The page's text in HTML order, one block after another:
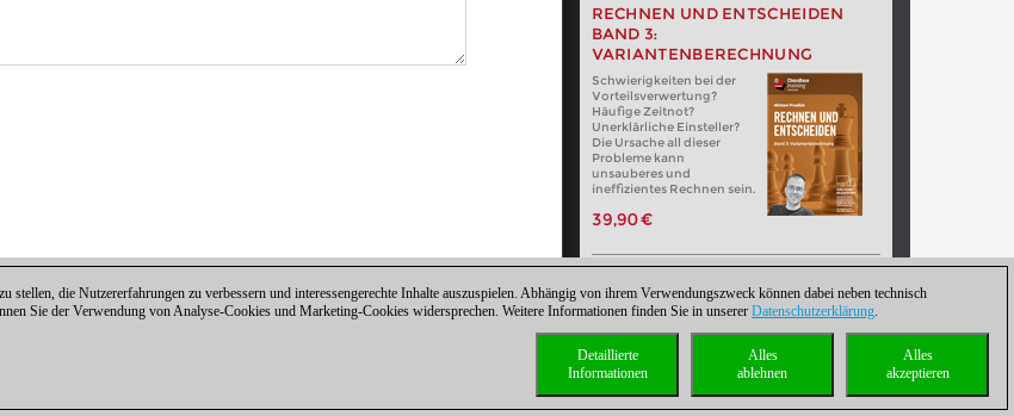
RECHNEN UND ENTSCHEIDEN
BAND 3:
VARIANTENBERECHNUNG
Schwierigkeiten bei der
Vorteilsverwertung?
Häufige Zeitnot?
Unerklärliche Einsteller?
Die Ursache all dieser
Probleme kann
unsauberes und
ineffizientes Rechnen sein.
39,90 €
die Nutzererfahrungen zu verbessern und interessengerechte Inhalte auszuspielen. Abhängig von ihrem Verwendungszweck können dabei neben technisch
Sie der Verwendung von Analyse-Cookies und Marketing-Cookies widersprechen. Weitere Informationen finden Sie in unserer Datenschutzerklärung.
Alles
akzeptieren
Alles
ablehnen
Detaillierte
Informationen